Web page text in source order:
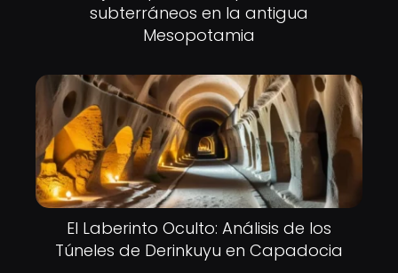
subterráneos en la antigua
Mesopotamia
El Laberinto Oculto: Análisis de los
Túneles de Derinkuyu en Capadocia